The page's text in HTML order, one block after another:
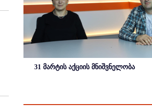
31 მარტის აქციის მნიშვნელობა